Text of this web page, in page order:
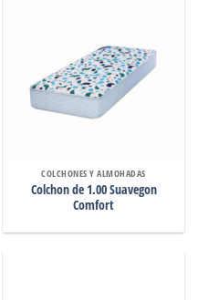
COLCHONES Y ALMOHADAS
Colchon de 1.00 Suavegon
Comfort